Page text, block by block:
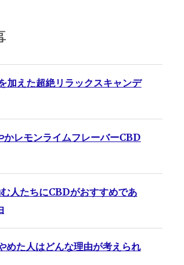
加えた超絶リラックスキャンデ
かレモンライムフレーバーCBD
人たちにCBDがおすすめであ
めた人はどんな理由が考えられ